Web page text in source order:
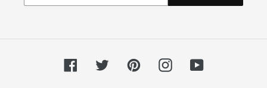
FacebookTwitterPinterestInstagramYouTube